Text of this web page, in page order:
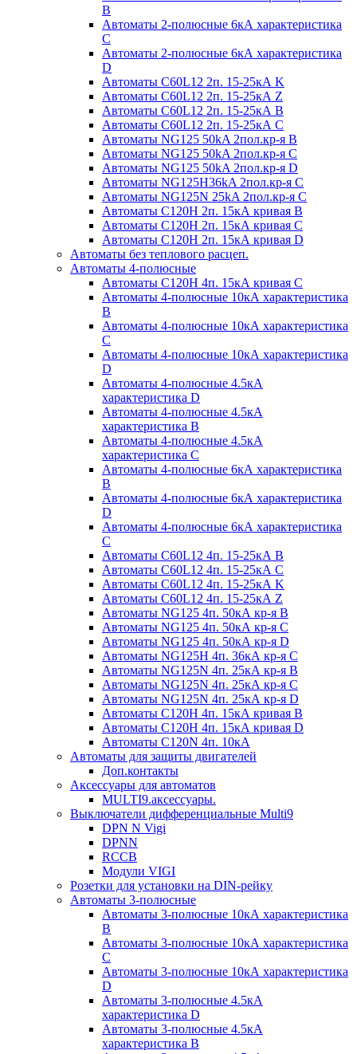
B
Автоматы 2-полюсные 6кА характеристика
C
Автоматы 2-полюсные 6кА характеристика
D
Автоматы C60L12 2п. 15-25кА K
Автоматы C60L12 2п. 15-25кА Z
Автоматы C60L12 2п. 15-25кА B
Автоматы C60L12 2п. 15-25кА C
Автоматы NG125 50kA 2пол.кр-я B
Автоматы NG125 50kA 2пол.кр-я C
Автоматы NG125 50kA 2пол.кр-я D
Автоматы NG125H36kA 2пол.кр-я C
Автоматы NG125N 25kA 2пол.кр-я C
Автоматы С120H 2п. 15кА кривая B
Автоматы С120H 2п. 15кА кривая C
Автоматы С120H 2п. 15кА кривая D
Автоматы без теплового расцеп.
Автоматы 4-полюсные
Автоматы С120H 4п. 15кА кривая C
Автоматы 4-полюсные 10кА характеристика
B
Автоматы 4-полюсные 10кА характеристика
C
Автоматы 4-полюсные 10кА характеристика
D
Автоматы 4-полюсные 4.5кА
характеристика D
Автоматы 4-полюсные 4.5кА
характеристика В
Автоматы 4-полюсные 4.5кА
характеристика С
Автоматы 4-полюсные 6кА характеристика
B
Автоматы 4-полюсные 6кА характеристика
D
Автоматы 4-полюсные 6кА характеристика
С
Автоматы C60L12 4п. 15-25кА B
Автоматы C60L12 4п. 15-25кА C
Автоматы C60L12 4п. 15-25кА K
Автоматы C60L12 4п. 15-25кА Z
Автоматы NG125 4п. 50кА кр-я B
Автоматы NG125 4п. 50кА кр-я C
Автоматы NG125 4п. 50кА кр-я D
Автоматы NG125H 4п. 36кА кр-я C
Автоматы NG125N 4п. 25кА кр-я B
Автоматы NG125N 4п. 25кА кр-я C
Автоматы NG125N 4п. 25кА кр-я D
Автоматы С120H 4п. 15кА кривая B
Автоматы С120H 4п. 15кА кривая D
Автоматы С120N 4п. 10кА
Автоматы для защиты двигателей
Доп.контакты
Аксессуары для автоматов
MULTI9.аксессуары.
Выключатели дифференциальные Multi9
DPN N Vigi
DPNN
RCCB
Модули VIGI
Розетки для установки на DIN-рейку
Автоматы 3-полюсные
Автоматы 3-полюсные 10кА характеристика
B
Автоматы 3-полюсные 10кА характеристика
C
Автоматы 3-полюсные 10кА характеристика
D
Автоматы 3-полюсные 4.5кА
характеристика D
Автоматы 3-полюсные 4.5кА
характеристика В